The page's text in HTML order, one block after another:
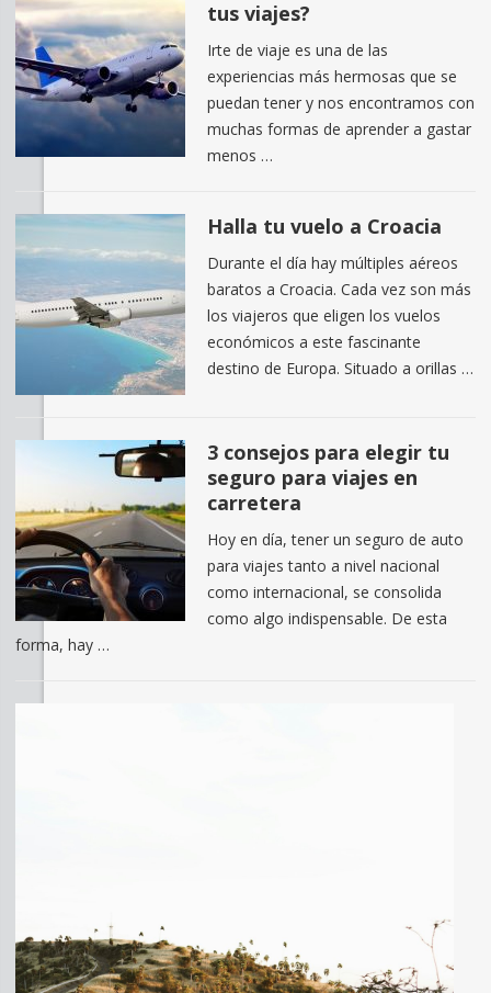
tus viajes?
Irte de viaje es una de las
experiencias más hermosas que se
puedan tener y nos encontramos con
muchas formas de aprender a gastar
menos …
Halla tu vuelo a Croacia
Durante el día hay múltiples aéreos
baratos a Croacia. Cada vez son más
los viajeros que eligen los vuelos
económicos a este fascinante
destino de Europa. Situado a orillas …
3 consejos para elegir tu
seguro para viajes en
carretera
Hoy en día, tener un seguro de auto
para viajes tanto a nivel nacional
como internacional, se consolida
como algo indispensable. De esta
forma, hay …